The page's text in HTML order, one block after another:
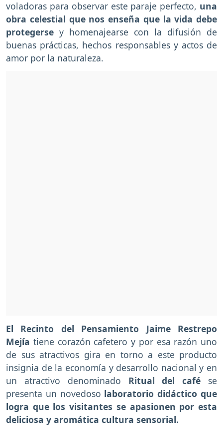
voladoras para observar este paraje perfecto, una
obra celestial que nos enseña que la vida debe
protegerse y homenajearse con la difusión de
buenas prácticas, hechos responsables y actos de
amor por la naturaleza.
El Recinto del Pensamiento Jaime Restrepo
Mejía tiene corazón cafetero y por esa razón uno
de sus atractivos gira en torno a este producto
insignia de la economía y desarrollo nacional y en
un atractivo denominado Ritual del café se
presenta un novedoso laboratorio didáctico que
logra que los visitantes se apasionen por esta
deliciosa y aromática cultura sensorial.